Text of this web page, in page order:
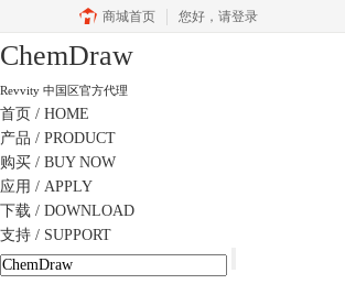
商城首页 您好， 请登录
ChemDraw
Revvity 中国区官方代理
首页 / HOME
产品 / PRODUCT
购买 / BUY NOW
应用 / APPLY
下载 / DOWNLOAD
支持 / SUPPORT